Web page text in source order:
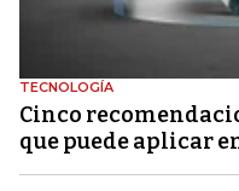
TECNOLOGÍA
Cinco
que puede aplicar